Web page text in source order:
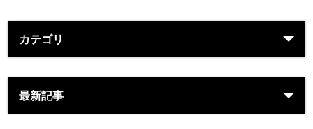
カテゴリ
最新記事